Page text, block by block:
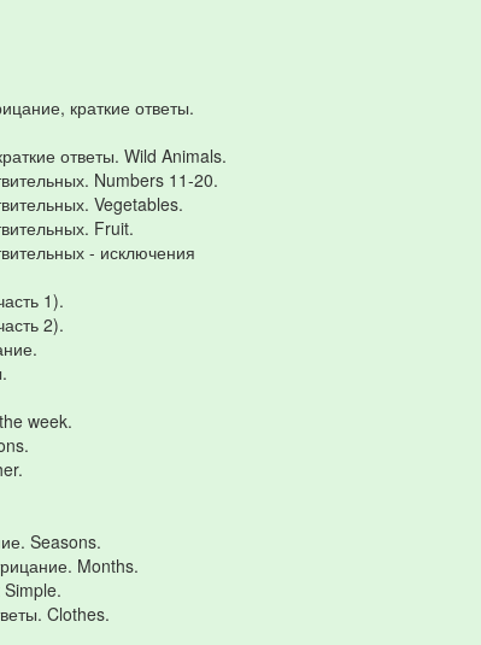
краткие ответы.
ответы. Wild Animals.
Numbers 11-20.
Vegetables.
Fruit.
- исключения
1).
2).
week.
Seasons.
Months.
Clothes.